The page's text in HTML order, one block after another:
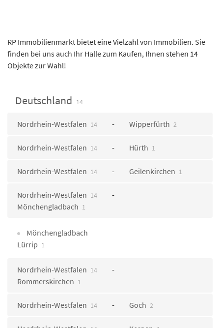
RP Immobilienmarkt bietet eine Vielzahl von Immobilien. Sie
finden bei uns auch Ihr Halle zum Kaufen, Ihnen stehen 14
Objekte zur Wahl!
Deutschland 14
Nordrhein-Westfalen 14 Wipperfürth 2
Nordrhein-Westfalen 14 Hürth 1
Nordrhein-Westfalen 14 Geilenkirchen 1
Nordrhein-Westfalen 14
Mönchengladbach 1
Mönchengladbach
Lürrip 1
Nordrhein-Westfalen 14
Rommerskirchen 1
Nordrhein-Westfalen 14 Goch 2